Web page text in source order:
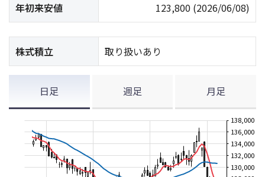
年初来安値 123,800 (2026/06/08)
株式積立 取り扱いあり
日足 週足 月足
130,000
132,000
134,000
136,000
138,000